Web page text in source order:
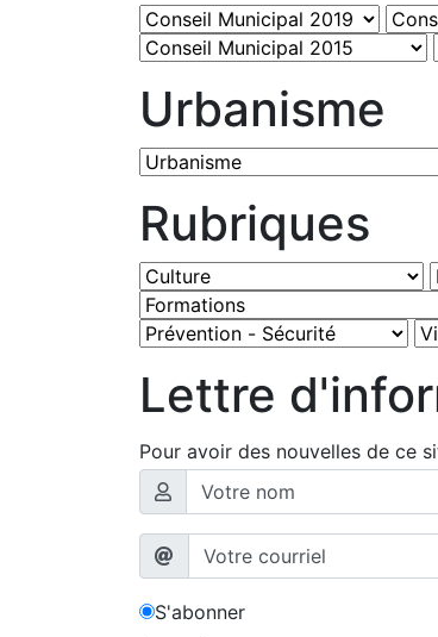
Urbanisme
Rubriques
Lettre
Pour avoir des nouvelles de ce
S'abonner